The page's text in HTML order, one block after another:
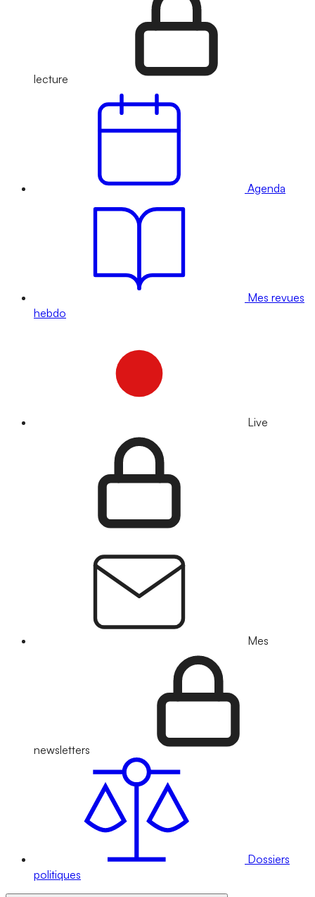
lecture
Agenda
Mes revues
hebdo
Live
Mes
newsletters
Dossiers
politiques